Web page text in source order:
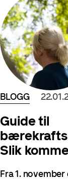
BLOGG
Guide til
Slik
Fra 1. november